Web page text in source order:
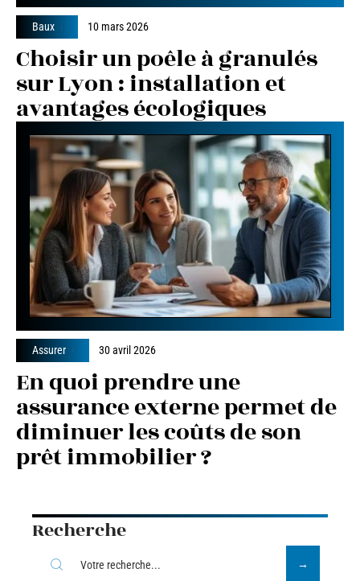
Baux 10 mars 2026
Choisir un poêle à granulés
sur Lyon : installation et
avantages écologiques
Assurer 30 avril 2026
En quoi prendre une
assurance externe permet de
diminuer les coûts de son
prêt immobilier ?
Recherche